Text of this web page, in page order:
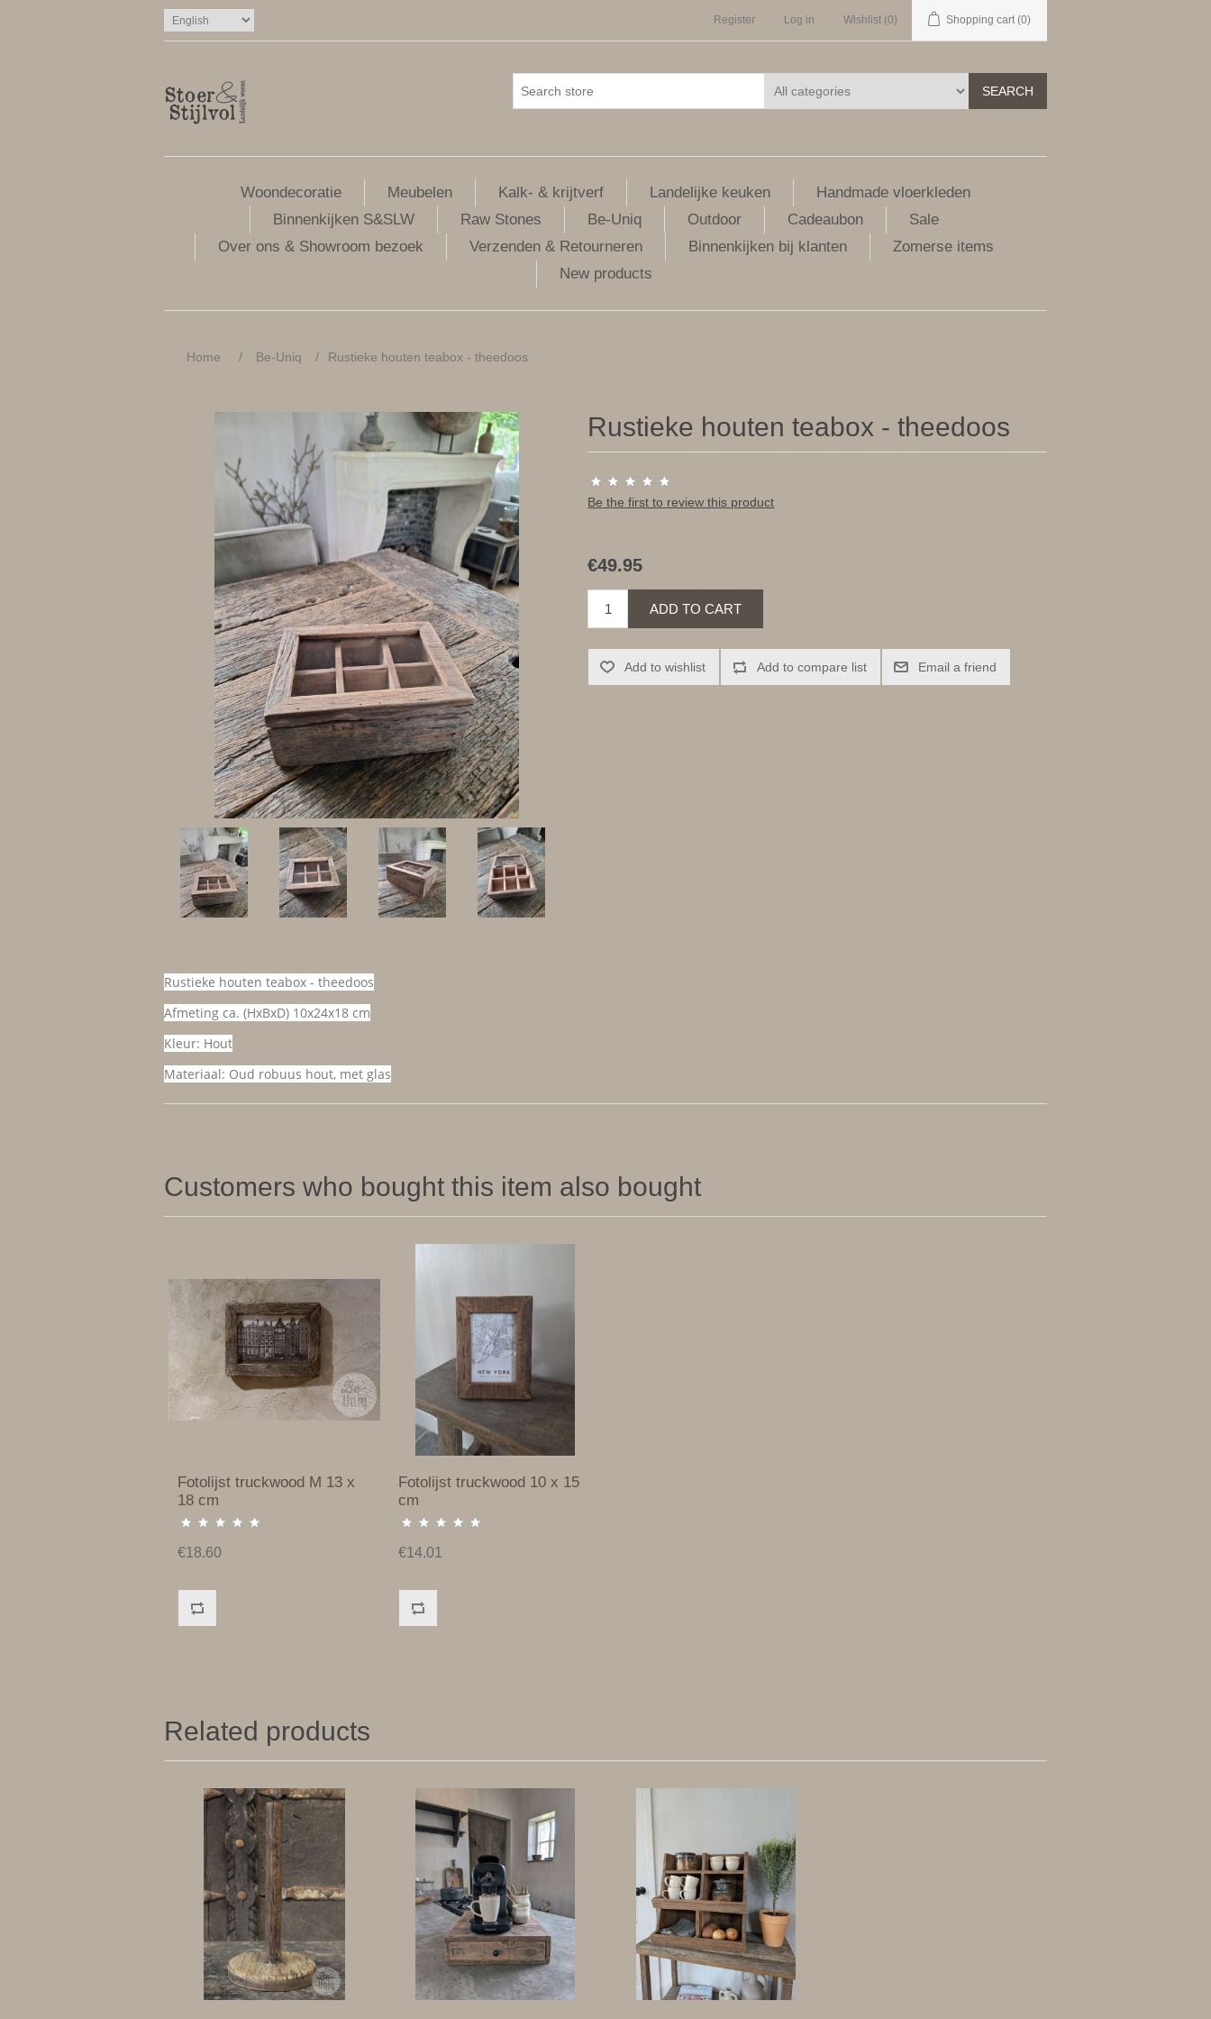
Register Log in Wishlist (0) Shopping cart (0)
SEARCH
Woondecoratie Meubelen Kalk- & krijtverf Landelijke keuken
Handmade vloerkleden
Binnenkijken S&SLW
Raw Stones Be-Uniq Outdoor Cadeaubon
Sale
Over ons & Showroom bezoek
Verzenden & Retourneren Binnenkijken bij klanten
Zomerse items
New products
Home / Be-Uniq / Rustieke houten teabox - theedoos
Rustieke houten teabox - theedoos
Be the first to review this product
€49.95
ADD TO CART
Add to wishlist Add to compare list Email a friend
Rustieke houten teabox - theedoos
Afmeting ca. (HxBxD) 10x24x18 cm
Kleur: Hout
Materiaal: Oud robuus hout, met glas
Customers who bought this item also bought
Fotolijst truckwood M 13 x
18 cm
€18.60
Fotolijst truckwood 10 x 15
cm
€14.01
Related products